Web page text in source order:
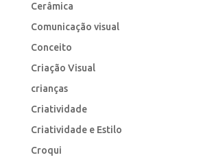
Cerâmica
Comunicação visual
Conceito
Criação Visual
crianças
Criatividade
Criatividade e Estilo
Croqui